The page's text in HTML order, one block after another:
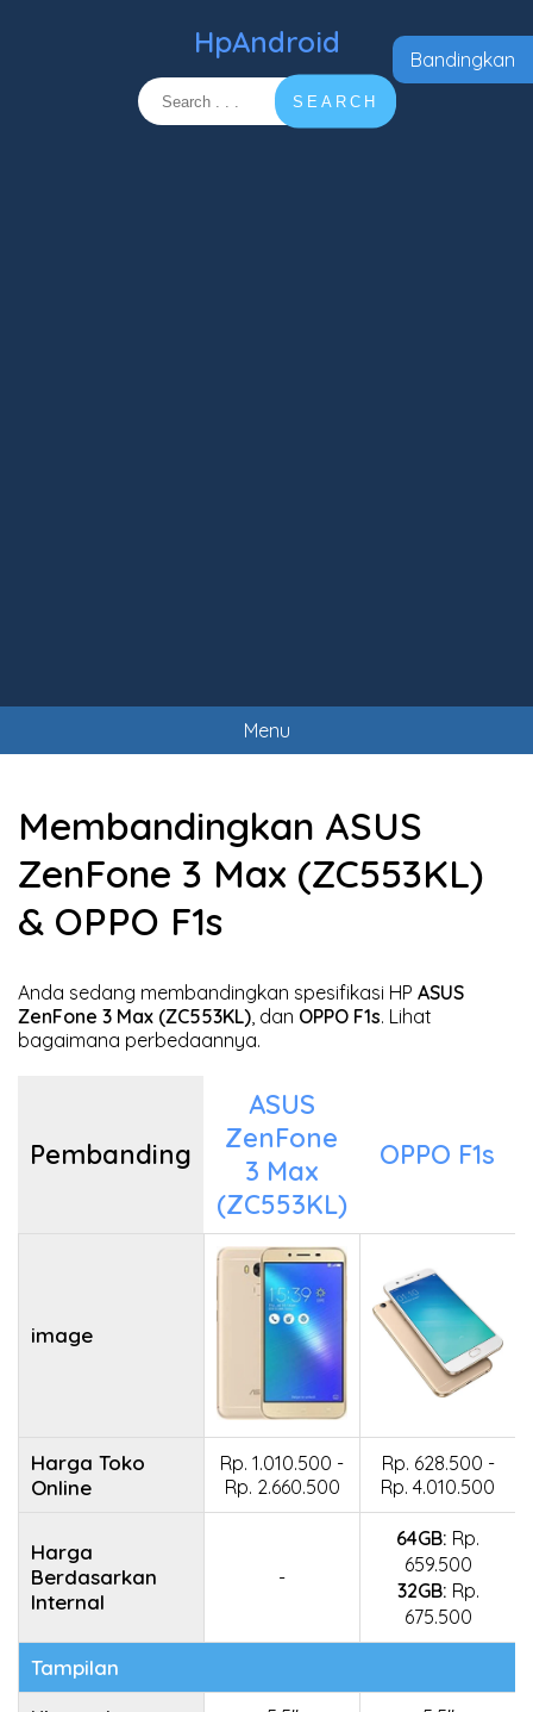
HpAndroid
SEARCH
Menu
Membandingkan ASUS
ZenFone 3 Max ‏(ZC553KL)‏
& OPPO F1s
Anda sedang membandingkan spesifikasi HP ASUS
, dan OPPO F1s. Lihat
bagaimana perbedaannya.
Pembanding
ASUS
ZenFone
3 Max
‏(ZC553KL)‏
OPPO F1s
image
Harga Toko
Online
Rp. 1.010.500 -
Rp. 2.660.500
Rp. 628.500 -
Rp. 4.010.500
Harga
Berdasarkan
Internal
-
64GB: Rp.
659.500
32GB: Rp.
675.500
Tampilan
Bandingkan